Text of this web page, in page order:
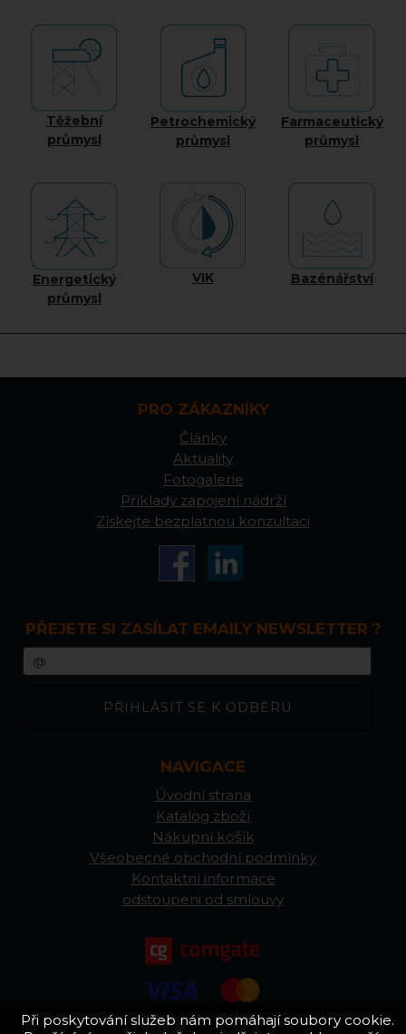
Těžební
průmysl
Petrochemický
průmysl
Farmaceutický
průmysl
Energetický
průmysl
VIK Bazénářství
PRO ZÁKAZNÍKY
Články
Aktuality
Fotogalerie
Příklady zapojení nádrží
Získejte bezplatnou konzultaci
PŘEJETE SI ZASÍLAT EMAILY NEWSLETTER ?
NAVIGACE
Úvodní strana
Katalog zboží
Nákupní košík
Všeobecné obchodní podmínky
Kontaktní informace
odstoupeni od smlouvy
Při poskytování služeb nám pomáhají soubory cookie.